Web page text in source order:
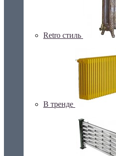
Retro стиль
В тренде